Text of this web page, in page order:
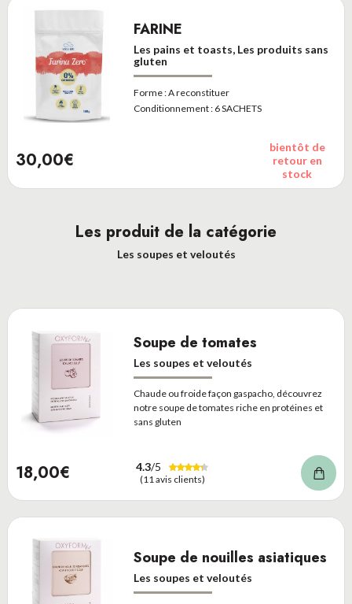
FARINE
Les pains et toasts, Les produits sans
gluten
Forme :A reconstituer
Conditionnement : 6 SACHETS
30,00€
bientôt de
retour en
stock
Les produit de la catégorie
Les soupes et veloutés
Soupe de tomates
Les soupes et veloutés
Chaude ou froide façon gaspacho, découvrez
notre soupe de tomates riche en protéines et
sans gluten
18,00€ 4.3/5
(11 avis clients)
Soupe de nouilles asiatiques
Les soupes et veloutés